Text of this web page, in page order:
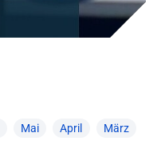
Mai April März